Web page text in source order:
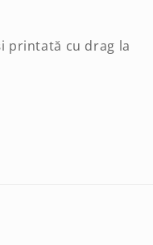
printată cu drag la